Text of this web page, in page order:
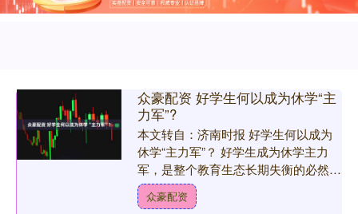
众豪配资 好学生何以成为休学“主
力军”?
本文转自：济南时报 好学生何以成为
休学“主力军”？ 好学生成为休学主力
军，是整个教育生态长期失衡的必然结
果。 □关育兵 “在我们开展的休学青少
年复学项目中，来自....
众豪配资